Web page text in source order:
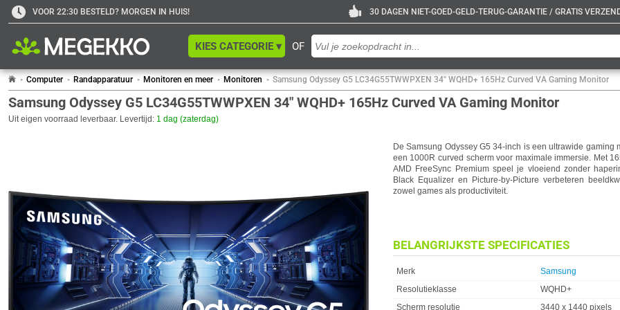
VOOR 22:30 BESTELD? MORGEN IN HUIS! 30 DAGEN NIET-GOED-GELD-TERUG-GARANTIE / GRATIS
OF
KIES CATEGORIE ▾
Computer Randapparatuur Monitoren en meer Monitoren Samsung Odyssey G5 LC34G55TWWPXEN 34" WQHD+ 165Hz Curved VA Gaming Monitor
Samsung Odyssey G5 LC34G55TWWPXEN 34" WQHD+ 165Hz Curved VA Gaming Monitor
Uit eigen voorraad leverbaar. Levertijd: 1 dag (zaterdag)
De Samsung Odyssey G5 34-inch is een ultrawide gaming
een 1000R curved scherm voor maximale immersie. Met
AMD FreeSync Premium speel je vloeiend zonder
Black Equalizer en Picture-by-Picture verbeteren
zowel games als productiviteit.
BELANGRIJKSTE SPECIFICATIES
Eigenschap
Merk
Samsung
Resolutieklasse
WQHD+
Scherm resolutie
3440 x 1440 pixels